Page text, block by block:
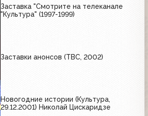
Роллтон, Pantene
Заставка "Смотрите на телеканале
"Культура" (1997-1999)
Заставки анонсов (ТВС, 2002)
Новогодние истории (Культура,
29.12.2001) Николай Цискаридзе